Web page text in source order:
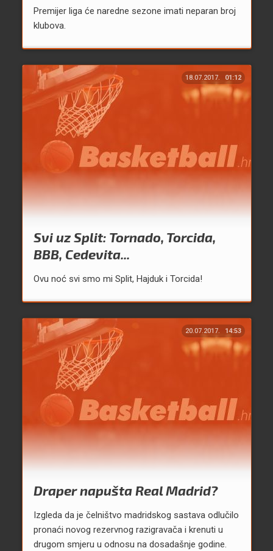
Premijer liga će naredne sezone imati neparan broj
klubova.
18.07.2017. 01:12
Svi uz Split: Tornado, Torcida,
BBB, Cedevita...
Ovu noć svi smo mi Split, Hajduk i Torcida!
20.07.2017. 14:53
Draper napušta Real Madrid?
Izgleda da je čelništvo madridskog sastava odlučilo
pronaći novog rezervnog razigravača i krenuti u
drugom smjeru u odnosu na dosadašnje godine.